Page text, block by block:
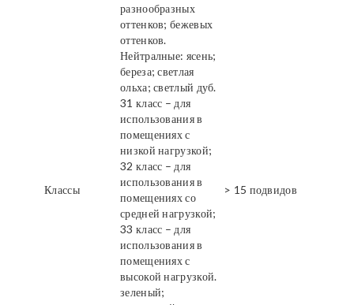
разнообразных
оттенков; бежевых
оттенков.
Нейтралные: ясень;
береза; светлая
ольха; светлый дуб.
Классы
31 класс – для
использования в
помещениях с
низкой нагрузкой;
32 класс – для
использования в
помещениях со
средней нагрузкой;
33 класс – для
использования в
помещениях с
высокой нагрузкой.
> 15 подвидов
зеленый;